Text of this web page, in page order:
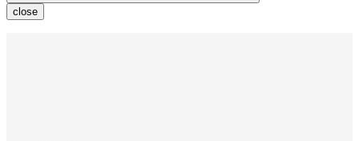
close